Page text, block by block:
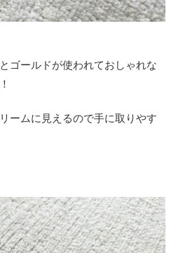
ゴールドが使われておしゃれな
ームに見えるので手に取りやす